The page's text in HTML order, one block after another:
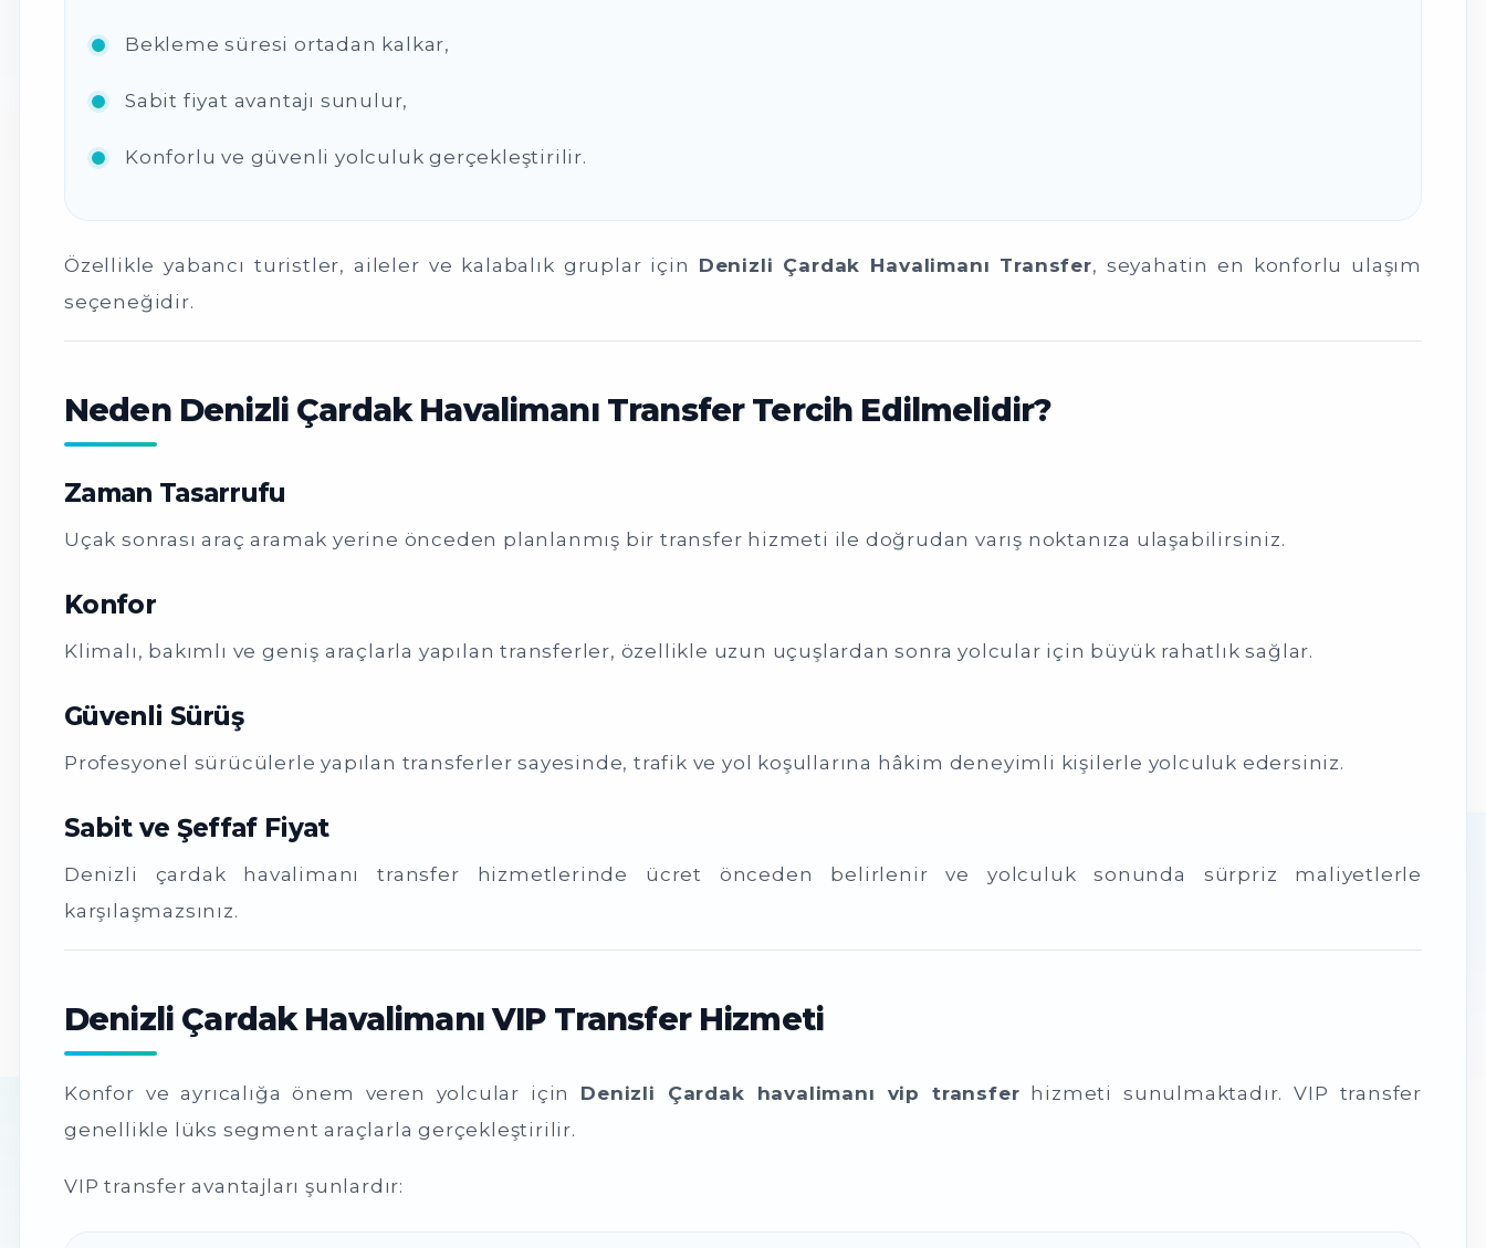
Bekleme süresi ortadan kalkar,
Sabit fiyat avantajı sunulur,
Konforlu ve güvenli yolculuk gerçekleştirilir.
Özellikle yabancı turistler, aileler ve kalabalık gruplar için Denizli Çardak Havalimanı Transfer, seyahatin en konforlu ulaşım
seçeneğidir.
Neden Denizli Çardak Havalimanı Transfer Tercih Edilmelidir?
Zaman Tasarrufu
Uçak sonrası araç aramak yerine önceden planlanmış bir transfer hizmeti ile doğrudan varış noktanıza ulaşabilirsiniz.
Konfor
Klimalı, bakımlı ve geniş araçlarla yapılan transferler, özellikle uzun uçuşlardan sonra yolcular için büyük rahatlık sağlar.
Güvenli Sürüş
Profesyonel sürücülerle yapılan transferler sayesinde, trafik ve yol koşullarına hâkim deneyimli kişilerle yolculuk edersiniz.
Sabit ve Şeffaf Fiyat
Denizli çardak havalimanı transfer hizmetlerinde ücret önceden belirlenir ve yolculuk sonunda sürpriz maliyetlerle
karşılaşmazsınız.
Denizli Çardak Havalimanı VIP Transfer Hizmeti
Konfor ve ayrıcalığa önem veren yolcular için Denizli Çardak havalimanı vip transfer hizmeti sunulmaktadır. VIP transfer
genellikle lüks segment araçlarla gerçekleştirilir.
VIP transfer avantajları şunlardır: